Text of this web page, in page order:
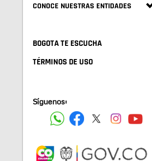
CONOCE NUESTRAS ENTIDADES
BOGOTA TE ESCUCHA
TÉRMINOS DE USO
Síguenos: